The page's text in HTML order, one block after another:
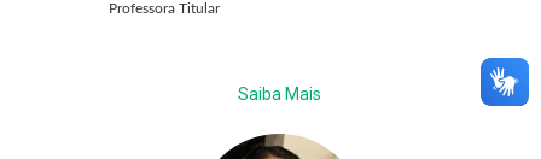
Professora Titular
Saiba Mais